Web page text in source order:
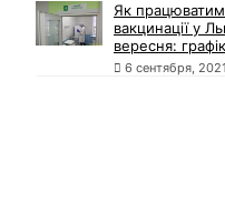
Як
вакцинації у
вересня: графік
6 сентября, 2021